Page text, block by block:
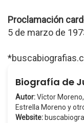
Proclamación
5 de marzo de
Biografía de
Autor:Víctor
Estrella Moreno y
Website: